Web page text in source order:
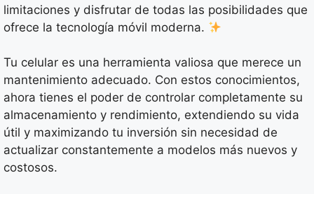
limitaciones y disfrutar de todas las posibilidades que
ofrece la tecnología móvil moderna.
Tu celular es una herramienta valiosa que merece un
mantenimiento adecuado. Con estos conocimientos,
ahora tienes el poder de controlar completamente su
almacenamiento y rendimiento, extendiendo su vida
útil y maximizando tu inversión sin necesidad de
actualizar constantemente a modelos más nuevos y
costosos.